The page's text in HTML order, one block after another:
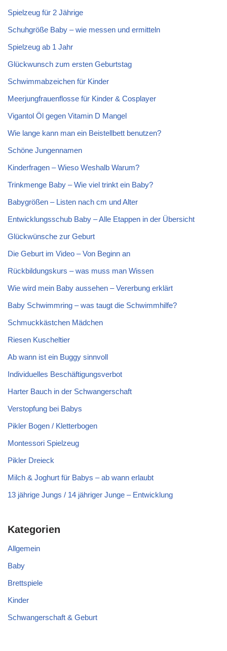
Spielzeug für 2 Jährige
Schuhgröße Baby – wie messen und ermitteln
Spielzeug ab 1 Jahr
Glückwunsch zum ersten Geburtstag
Schwimmabzeichen für Kinder
Meerjungfrauenflosse für Kinder & Cosplayer
Vigantol Öl gegen Vitamin D Mangel
Wie lange kann man ein Beistellbett benutzen?
Schöne Jungennamen
Kinderfragen – Wieso Weshalb Warum?
Trinkmenge Baby – Wie viel trinkt ein Baby?
Babygrößen – Listen nach cm und Alter
Entwicklungsschub Baby – Alle Etappen in der Übersicht
Glückwünsche zur Geburt
Die Geburt im Video – Von Beginn an
Rückbildungskurs – was muss man Wissen
Wie wird mein Baby aussehen – Vererbung erklärt
Baby Schwimmring – was taugt die Schwimmhilfe?
Schmuckkästchen Mädchen
Riesen Kuscheltier
Ab wann ist ein Buggy sinnvoll
Individuelles Beschäftigungsverbot
Harter Bauch in der Schwangerschaft
Verstopfung bei Babys
Pikler Bogen / Kletterbogen
Montessori Spielzeug
Pikler Dreieck
Milch & Joghurt für Babys – ab wann erlaubt
13 jährige Jungs / 14 jähriger Junge – Entwicklung
Kategorien
Allgemein
Baby
Brettspiele
Kinder
Schwangerschaft & Geburt